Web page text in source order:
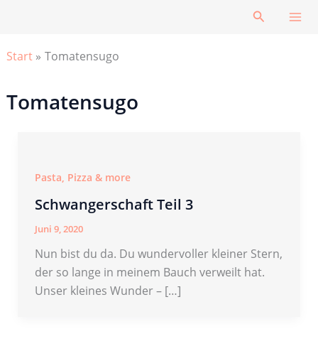
Suchen
Start Tomatensugo
Tomatensugo
Pasta, Pizza & more
Schwangerschaft Teil 3
Juni 9, 2020
Nun bist du da. Du wundervoller kleiner Stern,
der so lange in meinem Bauch verweilt hat.
Unser kleines Wunder – […]